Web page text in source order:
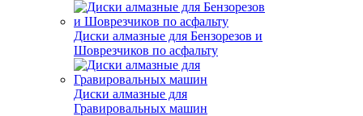
Диски алмазные для Бензорезов и
Шоврезчиков по асфальту
Диски алмазные для
Гравировальных машин